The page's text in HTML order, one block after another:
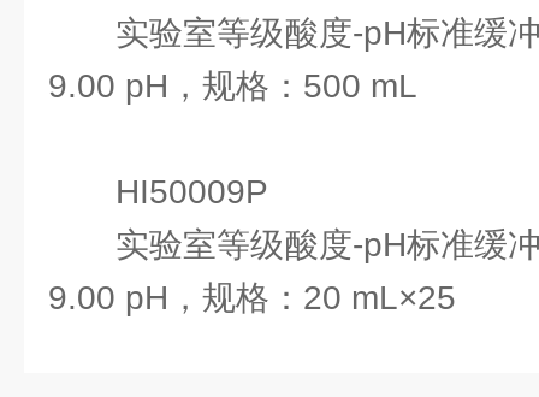
实验室等级酸度-pH标准缓
9.00 pH，规格：500 mL
HI50009P
实验室等级酸度-pH标准缓
9.00 pH，规格：20 mL×25